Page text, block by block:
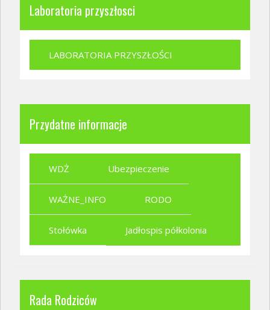
Laboratoria przyszłosci
LABORATORIA PRZYSZŁOŚCI
Przydatne informacje
WDŻ Ubezpieczenie
WAŻNE_INFO RODO
Stołówka Jadłospis półkolonia
Rada Rodziców